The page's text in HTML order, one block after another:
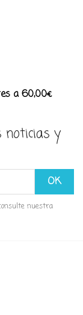
a 60,00€
noticias y
nuestra